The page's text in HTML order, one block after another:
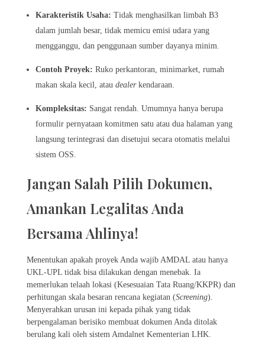
Karakteristik Usaha: Tidak menghasilkan limbah B3
dalam jumlah besar, tidak memicu emisi udara yang
mengganggu, dan penggunaan sumber dayanya minim.
Contoh Proyek: Ruko perkantoran, minimarket, rumah
makan skala kecil, ataudealerkendaraan.
Kompleksitas: Sangat rendah. Umumnya hanya berupa
formulir pernyataan komitmen satu atau dua halaman yang
langsung terintegrasi dan disetujui secara otomatis melalui
sistem OSS.
Jangan Salah Pilih Dokumen,
Amankan Legalitas Anda
Bersama Ahlinya!
Menentukan apakah proyek Anda wajib AMDAL atau hanya
UKL-UPL tidak bisa dilakukan dengan menebak. Ia
memerlukan telaah lokasi (Kesesuaian Tata Ruang/KKPR) dan
perhitungan skala besaran rencana kegiatan (Screening).
Menyerahkan urusan ini kepada pihak yang tidak
berpengalaman berisiko membuat dokumen Anda ditolak
berulang kali oleh sistem Amdalnet Kementerian LHK.